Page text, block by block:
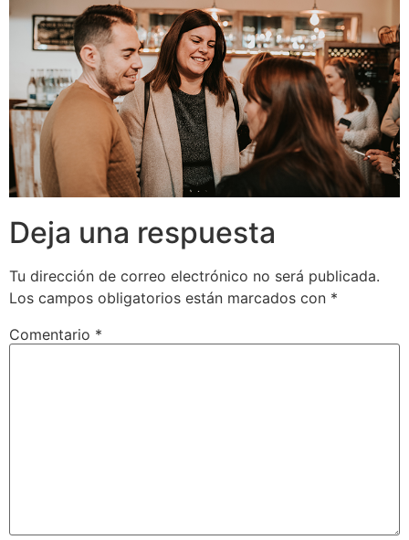
Deja una respuesta
Tu dirección de correo electrónico no será publicada.
Los campos obligatorios están marcados con *
Comentario *